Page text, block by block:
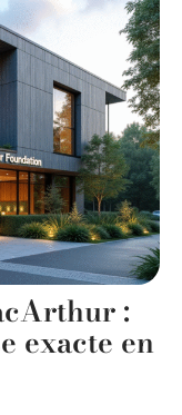
:
exacte en